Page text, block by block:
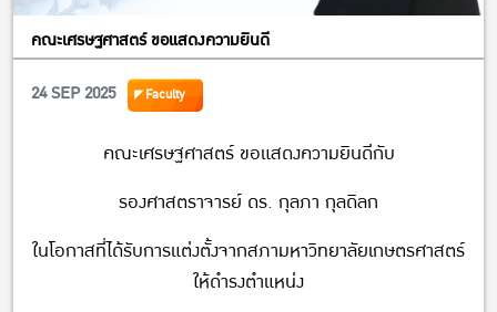
คณะเศรษฐศาสตร์ ขอแสดงความยินดี
24 SEP 2025
Faculty
คณะเศรษฐศาสตร์ ขอแสดงความยินดีกับ
รองศาสตราจารย์ ดร. กุลภา กุลดิลก
ในโอกาสที่ได้รับการแต่งตั้งจากสภามหาวิทยาลัยเกษตรศาสตร์
ให้ดำรงตำแหน่ง